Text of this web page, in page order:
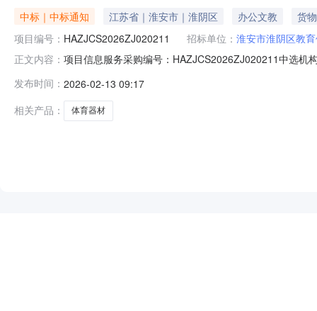
中标｜中标通知 江苏省｜淮安市｜淮阴区 办公文教
货物
项目编号： HAZJCS2026ZJ020211 招标单位： 淮安市淮阴区教
正文内容： 项目信息服务采购编号：HAZJCS2026ZJ020211中选机
明：苏招协〔2022〕002号文规定的收费标准的50%，
发布时间： 2026-02-13 09:17
相关产品：
体育器材